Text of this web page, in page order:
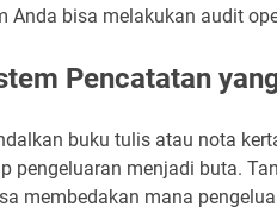
Anda bisa melakukan audit
Pencatatan
buku tulis atau nota
pengeluaran menjadi buta.
membedakan mana